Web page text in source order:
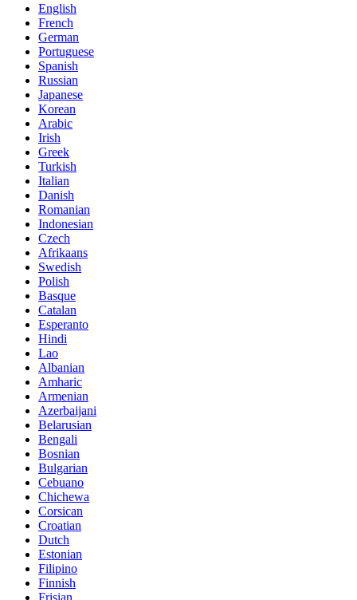
English
French
German
Portuguese
Spanish
Russian
Japanese
Korean
Arabic
Irish
Greek
Turkish
Italian
Danish
Romanian
Indonesian
Czech
Afrikaans
Swedish
Polish
Basque
Catalan
Esperanto
Hindi
Lao
Albanian
Amharic
Armenian
Azerbaijani
Belarusian
Bengali
Bosnian
Bulgarian
Cebuano
Chichewa
Corsican
Croatian
Dutch
Estonian
Filipino
Finnish
Frisian